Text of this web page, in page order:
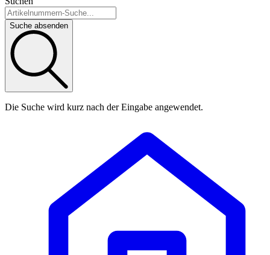
Suche absenden
Die Suche wird kurz nach der Eingabe angewendet.